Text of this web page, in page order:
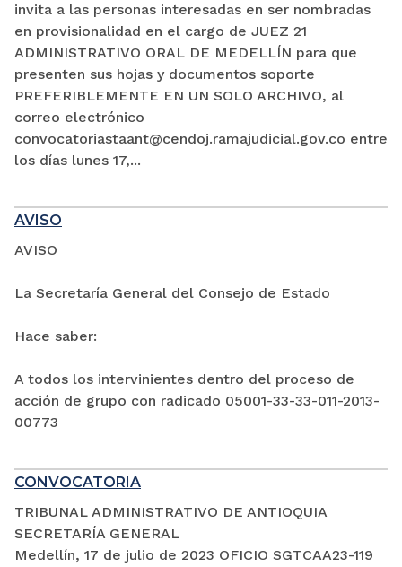
invita a las personas interesadas en ser nombradas
en provisionalidad en el cargo de JUEZ 21
ADMINISTRATIVO ORAL DE MEDELLÍN para que
presenten sus hojas y documentos soporte
PREFERIBLEMENTE EN UN SOLO ARCHIVO, al
correo electrónico
convocatoriastaant@cendoj.ramajudicial.gov.co entre
los días lunes 17,...
AVISO
AVISO
La Secretaría General del Consejo de Estado
Hace saber:
A todos los intervinientes dentro del proceso de
acción de grupo con radicado 05001-33-33-011-2013-
00773
CONVOCATORIA
TRIBUNAL ADMINISTRATIVO DE ANTIOQUIA
SECRETARÍA GENERAL
Medellín, 17 de julio de 2023 OFICIO SGTCAA23-119